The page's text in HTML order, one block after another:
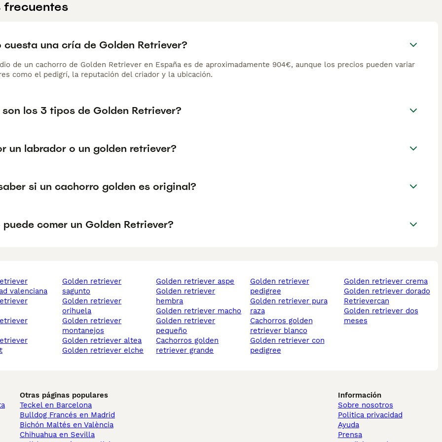
frecuentes
cuesta una cría de Golden Retriever?
de un cachorro de Golden Retriever en España es de aproximadamente 904€, aunque los precios pueden variar
como el pedigrí, la reputación del criador y la ubicación.
los 3 tipos de Golden Retriever?
un labrador o un golden retriever?
si un cachorro golden es original?
puede comer un Golden Retriever?
valenciana
golden retriever
sagunto
golden retriever
orihuela
golden retriever
montanejos
golden retriever altea
golden retriever elche
golden retriever aspe
golden retriever
hembra
golden retriever macho
golden retriever
pequeño
cachorros golden
retriever grande
golden retriever
pedigree
golden retriever pura
raza
cachorros golden
retriever blanco
golden retriever con
pedigree
golden retriever crema
golden retriever dorado
retrievercan
golden retriever dos
meses
Otras páginas populares
Teckel en Barcelona
Bulldog Francés en Madrid
Bichón Maltés en València
Chihuahua en Sevilla
Información
Sobre nosotros
Politica privacidad
Ayuda
Prensa